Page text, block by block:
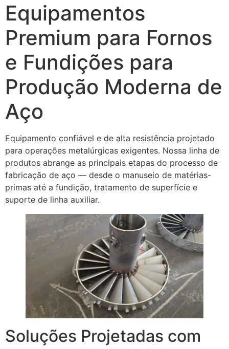
Equipamentos
Premium para Fornos
e Fundições para
Produção Moderna de
Aço
Equipamento confiável e de alta resistência projetado
para operações metalúrgicas exigentes. Nossa linha de
produtos abrange as principais etapas do processo de
fabricação de aço — desde o manuseio de matérias-
primas até a fundição, tratamento de superfície e
suporte de linha auxiliar.
Soluções Projetadas com